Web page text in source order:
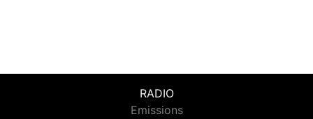
RADIO
Emissions